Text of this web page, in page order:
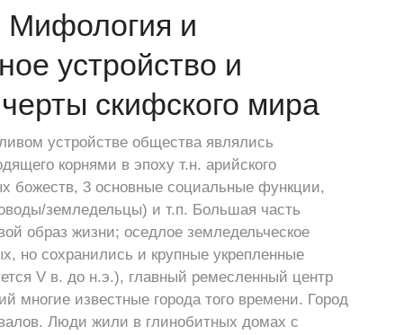
и
устройство и
скифского мира
устройстве общества являлись
корнями в эпоху т.н. арийского
божеств, 3 основные социальные функции,
земледельцы) и т.п. Большая часть
образ жизни; оседлое земледельческое
но сохранились и крупные укрепленные
V в. до н.э.), главный ремесленный центр
известные города того времени. Город
Люди жили в глинобитных домах с